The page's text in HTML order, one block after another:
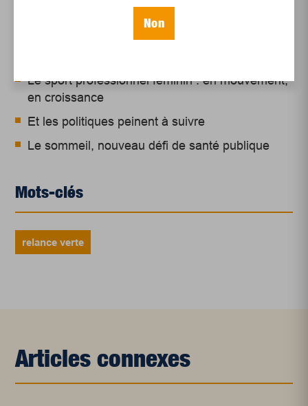
Un siècle de Mauriciennes dans la presse
Le sport professionnel féminin : en mouvement,
en croissance
Et les politiques peinent à suivre
Le sommeil, nouveau défi de santé publique
Mots-clés
relance verte
Articles connexes
Non